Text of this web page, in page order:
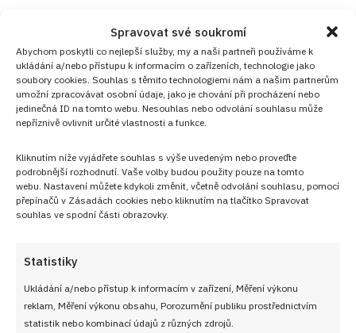
Spravovat své soukromí
Abychom poskytli co nejlepší služby, my a naši partneři používáme k
ukládání a/nebo přístupu k informacím o zařízeních, technologie jako
soubory cookies. Souhlas s těmito technologiemi nám a našim partnerům
umožní zpracovávat osobní údaje, jako je chování při procházení nebo
jedinečná ID na tomto webu. Nesouhlas nebo odvolání souhlasu může
nepříznivě ovlivnit určité vlastnosti a funkce.
Kliknutím níže vyjádřete souhlas s výše uvedeným nebo proveďte
podrobnější rozhodnutí. Vaše volby budou použity pouze na tomto
webu. Nastavení můžete kdykoli změnit, včetně odvolání souhlasu, pomocí
přepínačů v Zásadách cookies nebo kliknutím na tlačítko Spravovat
souhlas ve spodní části obrazovky.
Statistiky
Ukládání a/nebo přístup k informacím v zařízení, Měření výkonu
reklam, Měření výkonu obsahu, Porozumění publiku prostřednictvím
statistik nebo kombinací údajů z různých zdrojů.